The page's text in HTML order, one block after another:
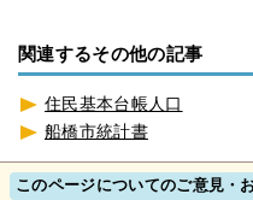
関連するその他の記事
住民基本台帳人口
船橋市統計書
このページについてのご意見・